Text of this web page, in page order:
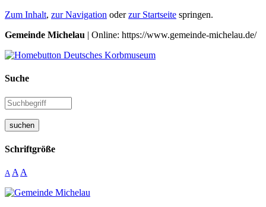
Zum Inhalt, zur Navigation oderzur Startseite springen.
Gemeinde Michelau | Online: https://www.gemeinde-michelau.de/
Suche
suchen
Schriftgröße
A A A